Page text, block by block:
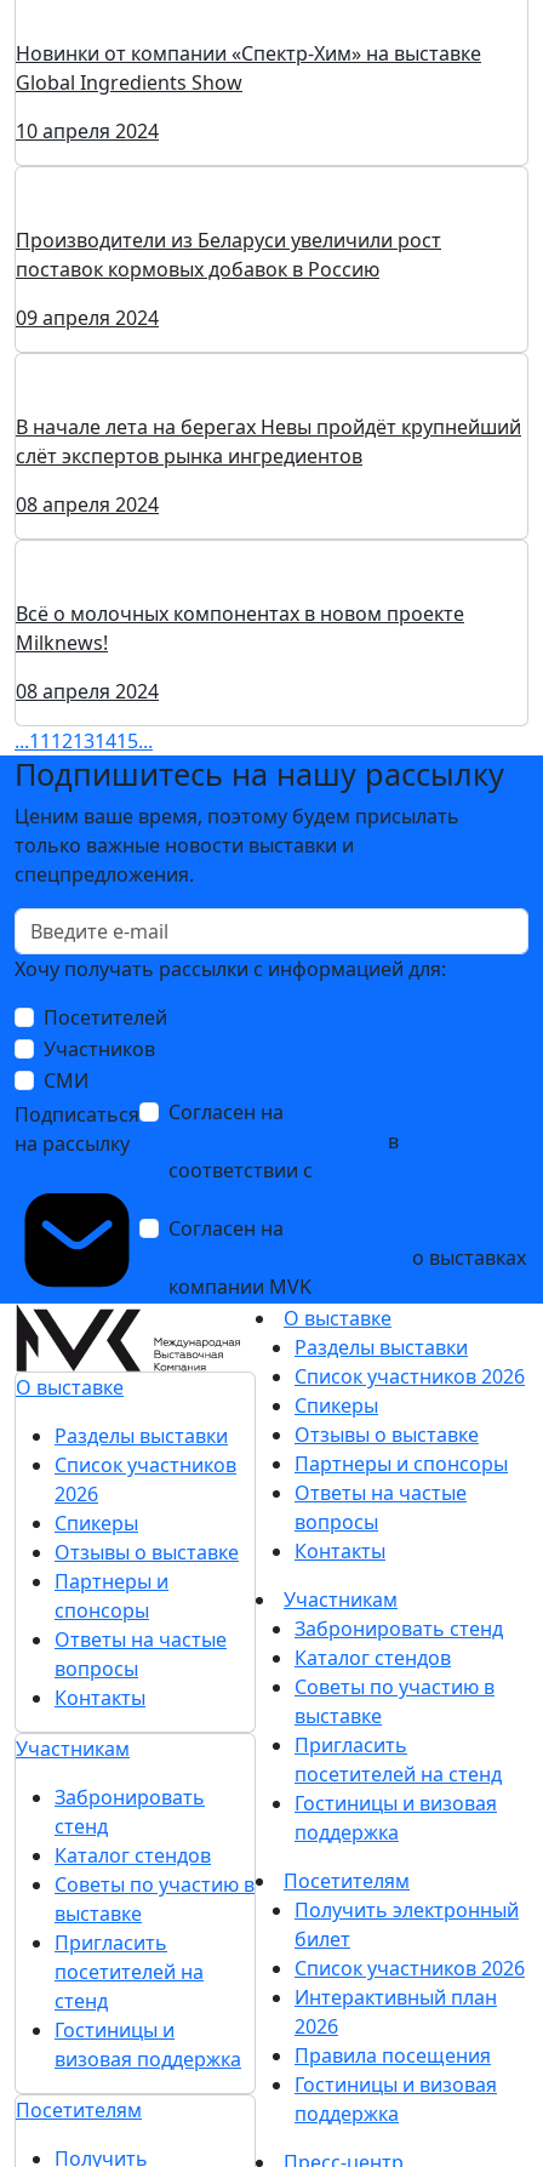
Выставка Global Ingredients Show скоро откроет свои
12 апреля 2024
Компания «Альтернатива» получила свидетельство
об аттестации методики измерений
11 апреля 2024
Новинки от компании «Спектр-Хим» на выставке
Global Ingredients Show
10 апреля 2024
Производители из Беларуси увеличили рост
поставок кормовых добавок в Россию
09 апреля 2024
В начале лета на берегах Невы пройдёт крупнейший
слёт экспертов рынка ингредиентов
08 апреля 2024
Всё о молочных компонентах в новом проекте
Milknews!